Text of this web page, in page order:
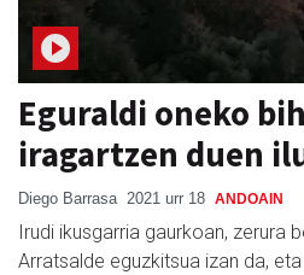
Eguraldi oneko
iragartzen duen
Diego Barrasa 2021 urr 18 ANDOAIN
Irudi ikusgarria gaurkoan, zerura
Arratsalde eguzkitsua izan da,